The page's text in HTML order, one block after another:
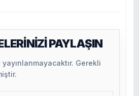
PAYLAŞIN
Gerekli